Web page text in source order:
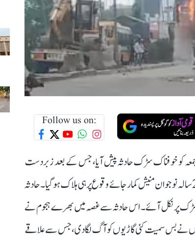
Follow us on:
پر جمعہ کو خوفناک سڑک حادثہ پیش آیا، جس کے بعد زبردست
ہنگامہ آرائی شروع ہو گئی۔ یہاں تیز رفتار بس کی زد میں آنے سے 26 سالہ نوجوان منیش کمار جائے وقوع پر ہی ہلاک ہو گیا۔ حادثہ
سڑک پر نکل آئے۔ اس حادثہ سے غصہ میں بھرے ہجوم نے
لوگوں نے بس سمیت کئی گاڑیوں کو آگ لگا دی، جس سے علاقے